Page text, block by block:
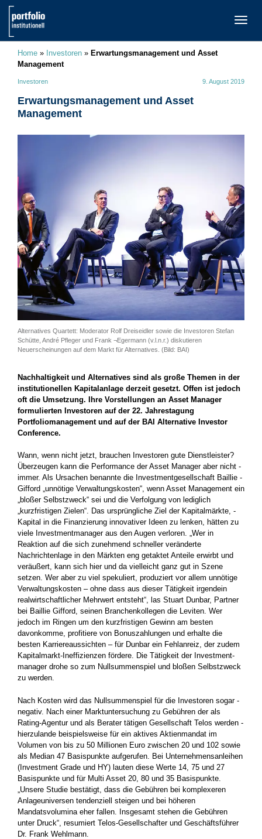
Home » Investoren » Erwartungsmanagement und Asset
Management
Investoren 9. August 2019
Erwartungsmanagement und Asset
Management
Alternatives Quartett: Moderator Rolf Dreiseidler sowie die Investoren Stefan
Schütte, André Pfleger und Frank ¬Egermann (v.l.n.r.) diskutieren
Neuerscheinungen auf dem Markt für Alternatives. (Bild: BAI)
Nachhaltigkeit und Alternatives sind als große Themen in der
institutionellen Kapitalanlage derzeit gesetzt. Offen ist jedoch
oft die Umsetzung. Ihre Vorstellungen an Asset Manager
formulierten Investoren auf der 22. Jahrestagung
Portfoliomanagement und auf der BAI Alternative Investor
Conference.
Wann, wenn nicht jetzt, brauchen Investoren gute Dienstleister?
Überzeugen kann die Performance der Asset Manager aber nicht ­
immer. Als Ursachen benannte die Investmentgesellschaft Baillie ­
Gifford „unnötige Verwaltungskosten“, wenn Asset Management ein
„bloßer Selbstzweck“ sei und die Verfolgung von lediglich
„kurzfristigen Zielen“. Das ursprüngliche Ziel der Kapitalmärkte, ­
Kapital in die Finanzierung innovativer Ideen zu lenken, hätten zu
viele Investmentmanager aus den Augen verloren. „Wer in
Reaktion auf die sich zunehmend schneller veränderte
Nachrichtenlage in den Märkten eng getaktet Anteile erwirbt und
veräußert, kann sich hier und da ­vielleicht ganz gut in Szene
setzen. Wer aber zu viel spekuliert, produziert vor allem unnötige
Verwaltungskosten – ohne dass aus dieser ­Tätigkeit irgendein
realwirtschaftlicher Mehrwert entsteht“, las Stuart Dunbar, Partner
bei Baillie Gifford, seinen Branchenkollegen die Leviten. Wer
jedoch im Ringen um den kurzfristigen Gewinn am besten
davonkomme, profitiere von Bonuszahlungen und erhalte die
besten Karriereaussichten – für Dunbar ein Fehlanreiz, der zudem
Kapitalmarkt-Ineffizienzen fördere. Die Tätigkeit der Investment­
manager drohe so zum Nullsummenspiel und bloßen Selbstzweck
zu werden.
Nach Kosten wird das Nullsummenspiel für die Investoren sogar ­
negativ. Nach einer Marktuntersuchung zu Gebühren der als
Rating-Agentur und als Berater tätigen Gesellschaft Telos werden ­
hierzulande beispielsweise für ein aktives Aktienmandat im
Volumen von bis zu 50 Millionen Euro zwischen 20 und 102 sowie
als Median 47 Basispunkte aufgerufen. Bei Unternehmensanleihen
(Investment Grade und HY) lauten diese Werte 14, 75 und 27
Basispunkte und für Multi Asset 20, 80 und 35 Basispunkte.
„Unsere Studie bestätigt, dass die Gebühren bei komplexeren
Anlageuniversen tendenziell steigen und bei höheren
Mandatsvolumina eher fallen. Insgesamt stehen die ­Gebühren
unter Druck“, resumiert Telos-Gesellschafter und Geschäftsführer
Dr. Frank Wehlmann.